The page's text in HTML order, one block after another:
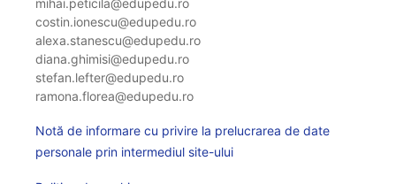
mihai.peticila@edupedu.ro
costin.ionescu@edupedu.ro
alexa.stanescu@edupedu.ro
diana.ghimisi@edupedu.ro
stefan.lefter@edupedu.ro
ramona.florea@edupedu.ro
Notă de informare cu privire la prelucrarea de date
personale prin intermediul site-ului